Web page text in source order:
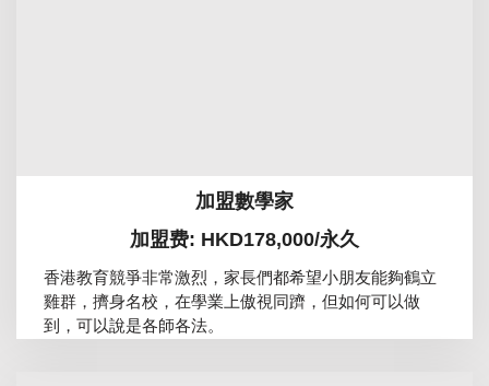
加盟數學家
加盟费: HKD178,000/永久
香港教育競爭非常激烈，家長們都希望小朋友能夠鶴立
雞群，擠身名校，在學業上傲視同躋，但如何可以做
到，可以說是各師各法。